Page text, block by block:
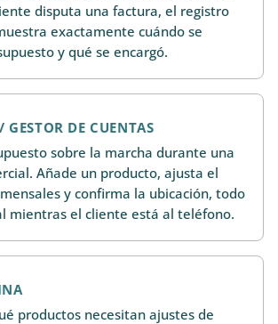
disputa una factura, el registro
exactamente cuándo se
y qué se encargó.
GESTOR DE CUENTAS
sobre la marcha durante una
Añade un producto, ajusta el
y confirma la ubicación, todo
mientras el cliente está al teléfono.
productos necesitan ajustes de